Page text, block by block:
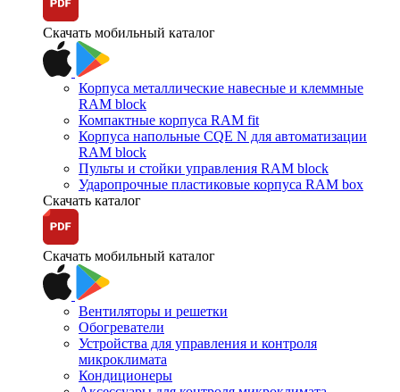
Скачать мобильный каталог
Корпуса металлические навесные и клеммные
RAM block
Компактные корпуса RAM fit
Корпуса напольные CQE N для автоматизации
RAM block
Пульты и стойки управления RAM block
Ударопрочные пластиковые корпуса RAM box
Скачать каталог
Скачать мобильный каталог
Вентиляторы и решетки
Обогреватели
Устройства для управления и контроля
микроклимата
Кондиционеры